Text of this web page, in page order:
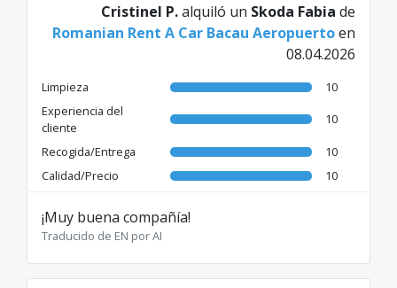
Cristinel P.alquiló un Skoda Fabia de
Romanian Rent A Car Bacau Aeropuertoen
08.04.2026
Limpieza
10
Experiencia del
cliente
10
Recogida/Entrega
10
Calidad/Precio
10
¡Muy buena compañía!
Traducido de EN por AI